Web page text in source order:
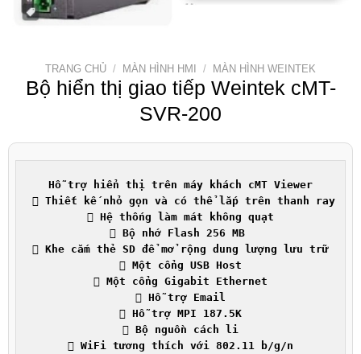
TRANG CHỦ / MÀN HÌNH HMI / MÀN HÌNH WEINTEK
Bộ hiển thị giao tiếp Weintek cMT-
SVR-200
Hỗ trợ hiển thị trên máy khách cMT Viewer
 Thiết kế nhỏ gọn và có thể lắp trên thanh ray
 Hệ thống làm mát không quạt
 Bộ nhớ Flash 256 MB
 Khe cắm thẻ SD để mở rộng dung lượng lưu trữ
 Một cổng USB Host
 Một cổng Gigabit Ethernet
 Hỗ trợ Email
 Hỗ trợ MPI 187.5K
 Bộ nguồn cách li
 WiFi tương thích với 802.11 b/g/n